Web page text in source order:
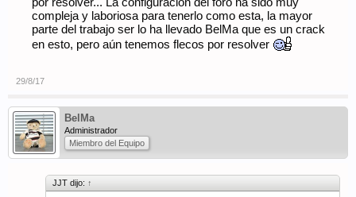
compleja y laboriosa para tenerlo como esta, la mayor
parte del trabajo ser lo ha llevado BelMa que es un crack
en esto, pero aún tenemos flecos por resolver
29/8/17
BelMa
Administrador
Miembro del Equipo
JJT dijo: ↑